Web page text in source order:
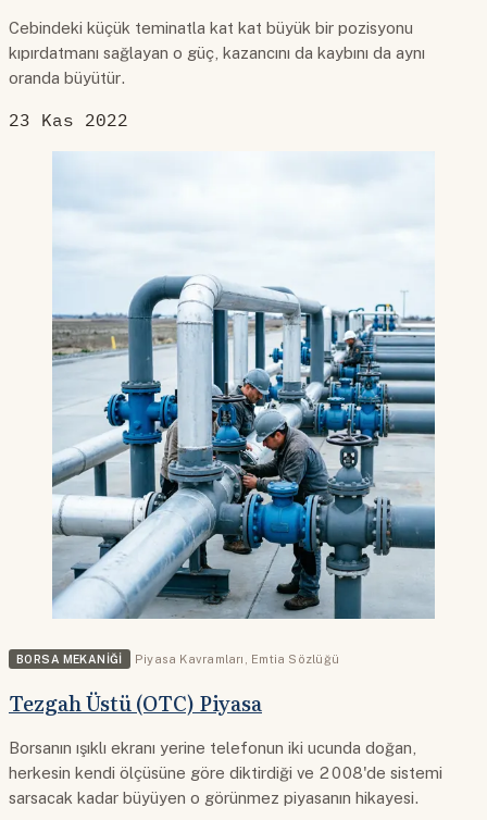
Cebindeki küçük teminatla kat kat büyük bir pozisyonu
kıpırdatmanı sağlayan o güç, kazancını da kaybını da aynı
oranda büyütür.
23 Kas 2022
BORSA MEKANIĞI Piyasa Kavramları Emtia Sözlüğü
Tezgah Üstü (OTC) Piyasa
Borsanın ışıklı ekranı yerine telefonun iki ucunda doğan,
herkesin kendi ölçüsüne göre diktirdiği ve 2008'de sistemi
sarsacak kadar büyüyen o görünmez piyasanın hikayesi.